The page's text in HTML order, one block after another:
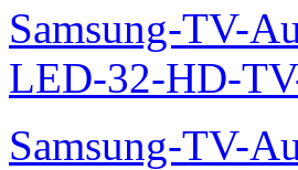
Samsung-TV-
LED-32-HD-
Samsung-TV-